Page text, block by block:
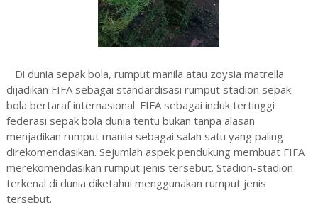
Di dunia sepak bola, rumput manila atau zoysia matrella
dijadikan FIFA sebagai standardisasi rumput stadion sepak
bola bertaraf internasional. FIFA sebagai induk tertinggi
federasi sepak bola dunia tentu bukan tanpa alasan
menjadikan rumput manila sebagai salah satu yang paling
direkomendasikan. Sejumlah aspek pendukung membuat FIFA
merekomendasikan rumput jenis tersebut. Stadion-stadion
terkenal di dunia diketahui menggunakan rumput jenis
tersebut.